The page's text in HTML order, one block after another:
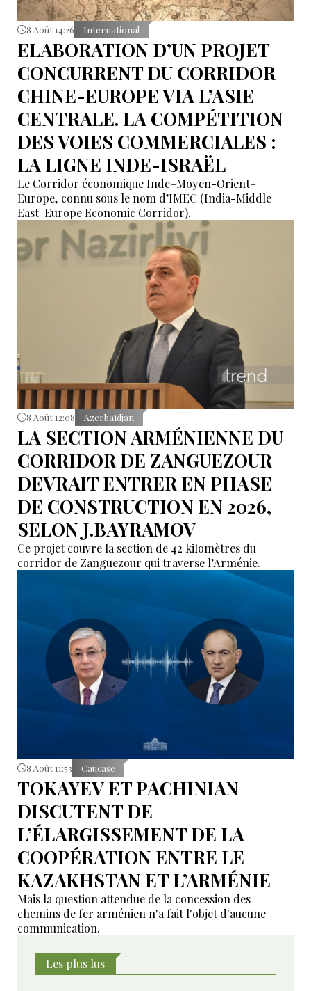
8 Août 14:26 International
ELABORATION D’UN PROJET
CONCURRENT DU CORRIDOR
CHINE-EUROPE VIA L’ASIE
CENTRALE. LA COMPÉTITION
DES VOIES COMMERCIALES :
LA LIGNE INDE-ISRAËL
Le Corridor économique Inde–Moyen-Orient–
Europe, connu sous le nom d’IMEC (India-Middle
East-Europe Economic Corridor).
8 Août 12:08 Azerbaïdjan
LA SECTION ARMÉNIENNE DU
CORRIDOR DE ZANGUEZOUR
DEVRAIT ENTRER EN PHASE
DE CONSTRUCTION EN 2026,
SELON J.BAYRAMOV
Ce projet couvre la section de 42 kilomètres du
corridor de Zanguezour qui traverse l’Arménie.
8 Août 11:53 Caucase
TOKAYEV ET PACHINIAN
DISCUTENT DE
L’ÉLARGISSEMENT DE LA
COOPÉRATION ENTRE LE
KAZAKHSTAN ET L’ARMÉNIE
Mais la question attendue de la concession des
chemins de fer arménien n'a fait l'objet d'aucune
communication.
Les plus lus